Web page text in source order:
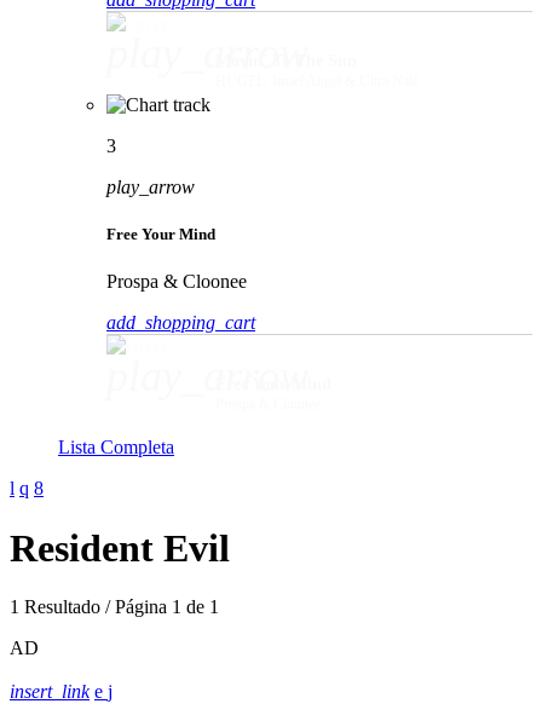
3
play_arrow
Free Your Mind
Prospa & Cloonee
add_shopping_cart
Lista Completa
Resident Evil
1 Resultado / Página 1 de 1
AD
insert_link